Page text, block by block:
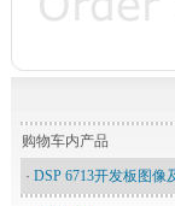
购物车内产品
· DSP 6713开发板图像